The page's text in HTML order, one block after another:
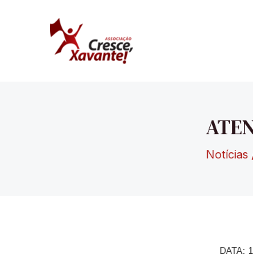
Notícias
DATA: